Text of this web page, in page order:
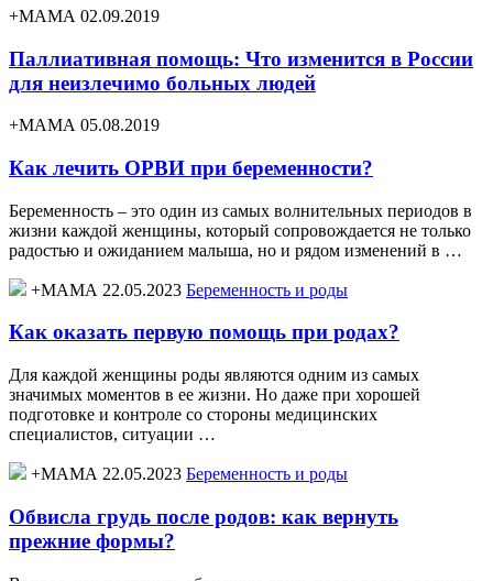
+МАМА 02.09.2019
Паллиативная помощь: Что изменится в России
для неизлечимо больных людей
+МАМА 05.08.2019
Как лечить ОРВИ при беременности?
Беременность – это один из самых волнительных периодов в
жизни каждой женщины, который сопровождается не только
радостью и ожиданием малыша, но и рядом изменений в …
+МАМА 22.05.2023 Беременность и роды
Как оказать первую помощь при родах?
Для каждой женщины роды являются одним из самых
значимых моментов в ее жизни. Но даже при хорошей
подготовке и контроле со стороны медицинских
специалистов, ситуации …
+МАМА 22.05.2023 Беременность и роды
Обвисла грудь после родов: как вернуть
прежние формы?